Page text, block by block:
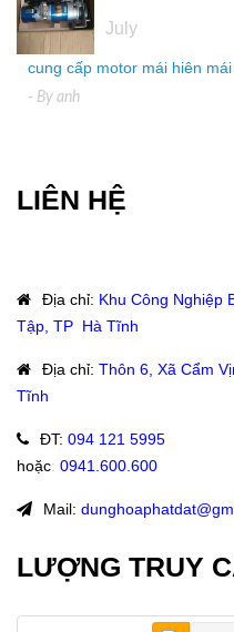
July
cung cấp motor mái hiên
- By anh
LIÊN HỆ
Địa chỉ: Khu Công Nghiệp
Tập, TP Hà Tĩnh
Địa chỉ: Thôn 6, Xã Cẩm
Tĩnh
ĐT: 094 121 5995
hoặc: 0941.600.600
Mail:
LƯỢNG TRUY